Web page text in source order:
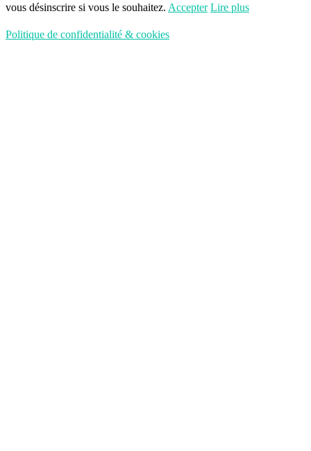
vous désinscrire si vous le souhaitez. Accepter Lire plus
Politique de confidentialité & cookies